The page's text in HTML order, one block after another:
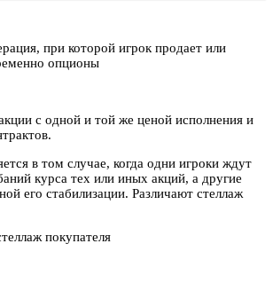
при которой игрок продает или
опционы
с одной и той же ценой исполнения и
в том случае, когда одни игроки ждут
курса тех или иных акций, а другие
его стабилизации. Различают стеллаж
покупателя